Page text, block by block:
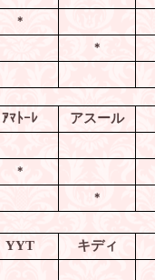
＊
＊
ｱﾏﾄｰﾚ
アスール
＊
＊
YYT
キディ